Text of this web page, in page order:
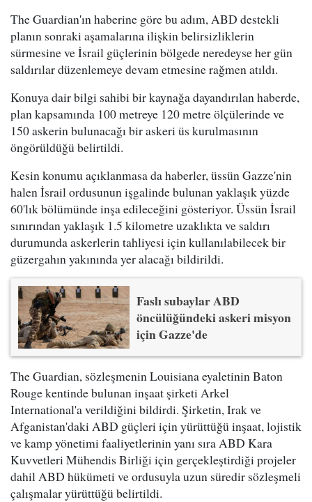
The Guardian'ın haberine göre bu adım, ABD destekli
planın sonraki aşamalarına ilişkin belirsizliklerin
sürmesine ve İsrail güçlerinin bölgede neredeyse her gün
saldırılar düzenlemeye devam etmesine rağmen atıldı.
Konuya dair bilgi sahibi bir kaynağa dayandırılan haberde,
plan kapsamında 100 metreye 120 metre ölçülerinde ve
150 askerin bulunacağı bir askeri üs kurulmasının
öngörüldüğü belirtildi.
Kesin konumu açıklanmasa da haberler, üssün Gazze'nin
halen İsrail ordusunun işgalinde bulunan yaklaşık yüzde
60'lık bölümünde inşa edileceğini gösteriyor. Üssün İsrail
sınırından yaklaşık 1.5 kilometre uzaklıkta ve saldırı
durumunda askerlerin tahliyesi için kullanılabilecek bir
güzergahın yakınında yer alacağı bildirildi.
Faslı subaylar ABD
öncülüğündeki askeri misyon
için Gazze'de
The Guardian, sözleşmenin Louisiana eyaletinin Baton
Rouge kentinde bulunan inşaat şirketi Arkel
International'a verildiğini bildirdi. Şirketin, Irak ve
Afganistan'daki ABD güçleri için yürüttüğü inşaat, lojistik
ve kamp yönetimi faaliyetlerinin yanı sıra ABD Kara
Kuvvetleri Mühendis Birliği için gerçekleştirdiği projeler
dahil ABD hükümeti ve ordusuyla uzun süredir sözleşmeli
çalışmalar yürüttüğü belirtildi.